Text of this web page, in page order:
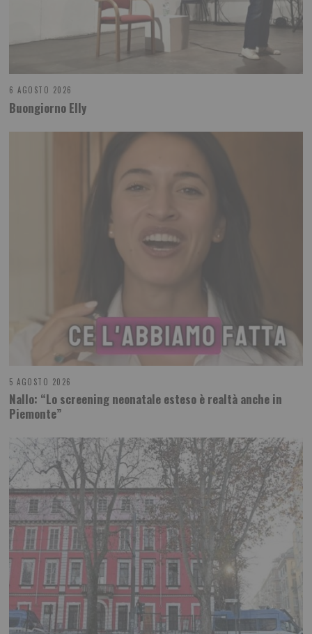
6 AGOSTO 2026
Buongiorno Elly
5 AGOSTO 2026
Nallo: “Lo screening neonatale esteso è realtà anche in
Piemonte”